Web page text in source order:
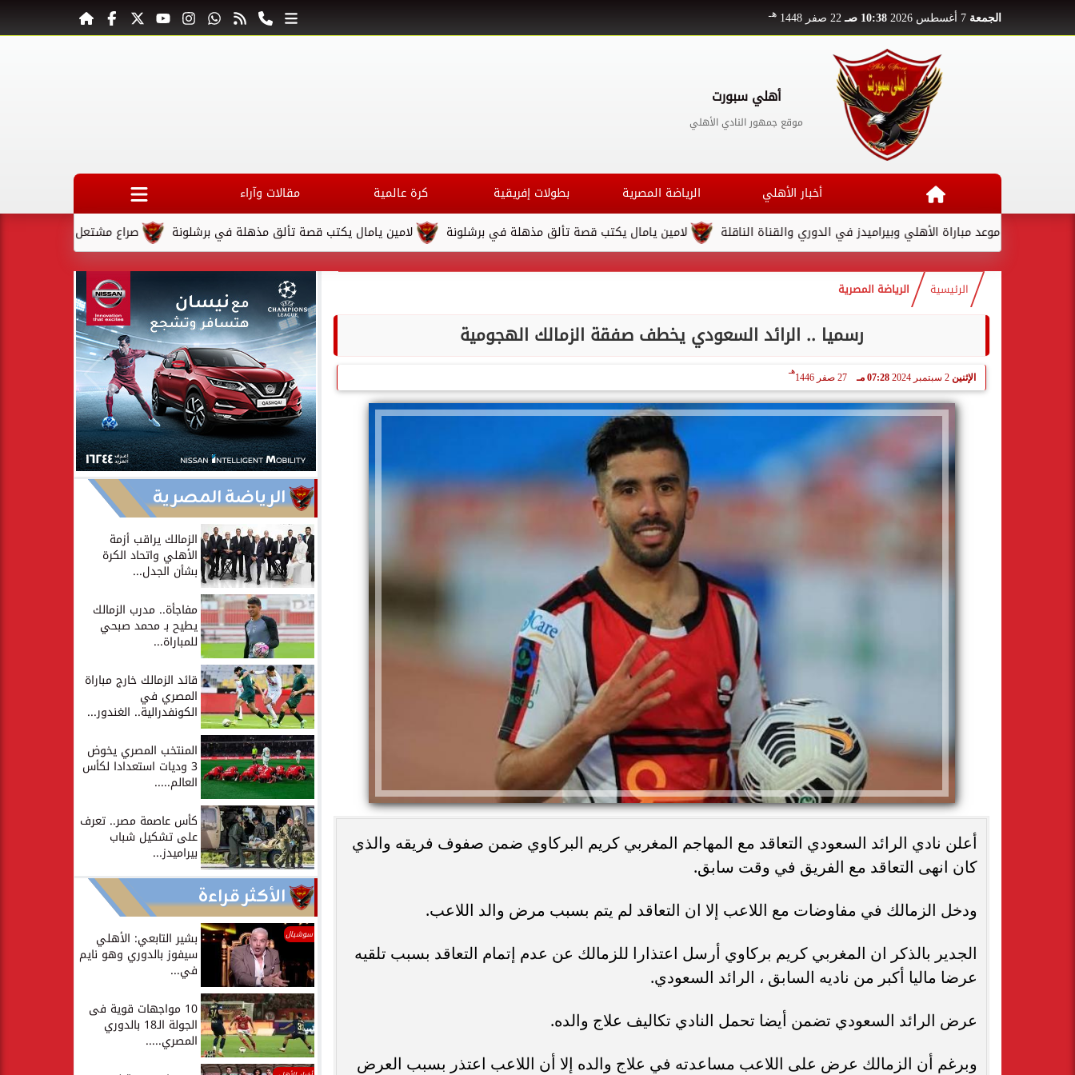
الجمعة 10:38 صـ 22 صفر 1448 هـ
أهلي سبورت
موقع جمهور النادي الأهلي
أخبار الأهلي الرياضة المصرية بطولات إفريقية كرة عالمية
مقالات وآراء
صراع مشتعل على المقعد الأخير
لامين يامال يكتب قصة تألق مذهلة في برشلونة لامين يامال يكتب قصة تألق مذهلة في برشلونة موعد مباراة الأهلي وبيراميدز في الدوري والقناة الناقلة
الرئيسية الرياضة المصرية
رسميا .. الرائد السعودي يخطف صفقة الزمالك الهجومية
الإثنين 2 سبتمبر 2024 07:28 مـ 27 صفر 1446
هـ
أعلن نادي الرائد السعودي التعاقد مع المهاجم المغربي كريم البركاوي ضمن صفوف فريقه والذي
كان انهى التعاقد مع الفريق في وقت سابق.
ودخل الزمالك في مفاوضات مع اللاعب إلا ان التعاقد لم يتم بسبب مرض والد اللاعب.
الجدير بالذكر ان المغربي كريم بركاوي أرسل اعتذارا للزمالك عن عدم إتمام التعاقد بسبب تلقيه
عرضا ماليا أكبر من ناديه السابق ، الرائد السعودي.
عرض الرائد السعودي تضمن أيضا تحمل النادي تكاليف علاج والده.
وبرغم أن الزمالك عرض على اللاعب مساعدته في علاج والده إلا أن اللاعب اعتذر بسبب العرض
الرياضة المصرية
الزمالك يراقب أزمة
الأهلي واتحاد الكرة
بشأن الجدل...
مفاجأة.. مدرب الزمالك
يطيح بـ محمد صبحي
للمباراة...
قائد الزمالك خارج مباراة
المصري في
الكونفدرالية.. الغندور...
المنتخب المصري يخوض
3 وديات استعدادا لكأس
العالم.....
كأس عاصمة مصر.. تعرف
على تشكيل شباب
بيراميدز...
الأكثر قراءة
سوشيال بشير التابعي: الأهلي
سيفوز بالدوري وهو نايم
في...
10 مواجهات قوية فى
الجولة الـ18 بالدوري
المصري.....